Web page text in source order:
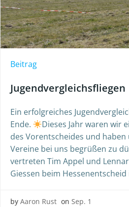
Beitrag
Jugendvergleichsfliegen
Ein erfolgreiches
Ende.
Dieses Jahr waren wir
des Vorentscheides und
Vereine bei uns begrüßen zu
vertreten Tim Appel und
Giessen beim
by Aaron Rust on Sep. 1